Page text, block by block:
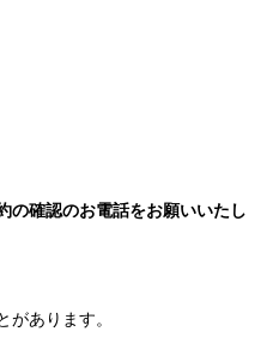
の確認のお電話をお願いいたし
があります。